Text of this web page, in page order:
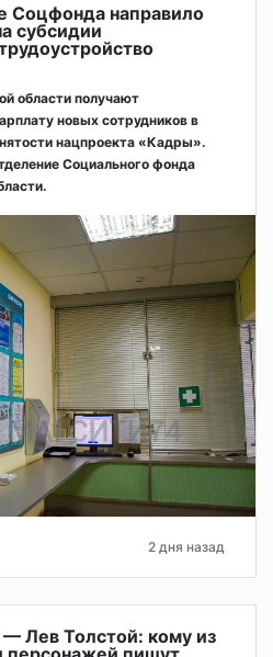
Соцфонда направило
субсидии
области получают
новых сотрудников в
нацпроекта «Кадры».
Социального фонда
2 дня назад
Лев Толстой: кому из